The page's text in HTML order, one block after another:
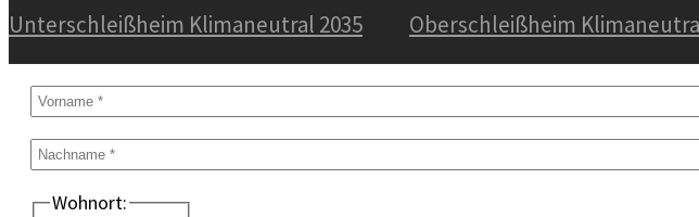
Unterschleißheim Klimaneutral 2035 Oberschleißheim
Wohnort: